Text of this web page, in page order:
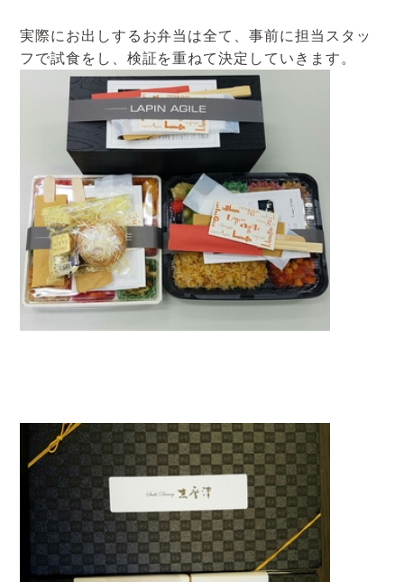
実際にお出しするお弁当は全て、事前に担当スタッ
フで試食をし、検証を重ねて決定していきます。